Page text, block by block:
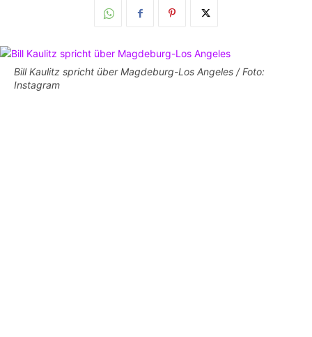
Bill Kaulitz spricht über Magdeburg-Los Angeles / Foto:
Instagram